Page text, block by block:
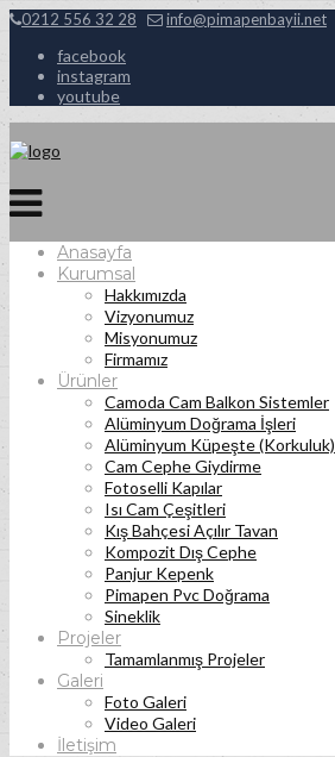
0212 556 32 28 info@pimapenbayii.net
facebook
instagram
youtube
Anasayfa
Kurumsal
Hakkımızda
Vizyonumuz
Misyonumuz
Firmamız
Ürünler
Camoda Cam Balkon Sistemler
Alüminyum Doğrama İşleri
Alüminyum Küpeşte (Korkuluk)
Cam Cephe Giydirme
Fotoselli Kapılar
Isı Cam Çeşitleri
Kış Bahçesi Açılır Tavan
Kompozit Dış Cephe
Panjur Kepenk
Pimapen Pvc Doğrama
Sineklik
Projeler
Tamamlanmış Projeler
Galeri
Foto Galeri
Video Galeri
İletişim